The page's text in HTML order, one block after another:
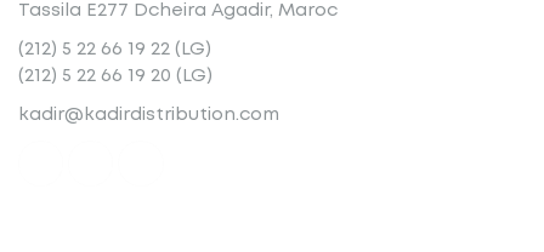
Tassila E277 Dcheira Agadir, Maroc
(212) 5 22 66 19 22 (LG)
(212) 5 22 66 19 20 (LG)
kadir@kadirdistribution.com